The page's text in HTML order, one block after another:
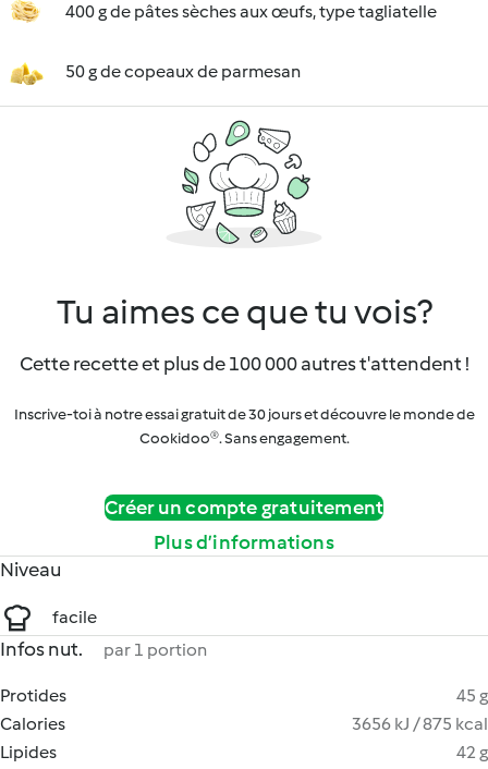
400 g de pâtes sèches aux œufs, type tagliatelle
50 g de copeaux de parmesan
Tu aimes ce que tu vois?
Cette recette et plus de 100 000 autres t'attendent !
Inscrive-toi à notre essai gratuit de 30 jours et découvre le monde de
Cookidoo®. Sans engagement.
Créer un compte gratuitement
Plus d’informations
Niveau
facile
Infos nut. par 1 portion
Protides
45 g
Calories
3656 kJ / 875 kcal
Lipides
42 g